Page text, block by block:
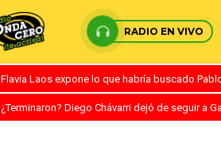
RADIO EN VIVO
Flavia Laos expone lo que habría buscado
¿Terminaron? Diego Chávarri dejó de seguir a